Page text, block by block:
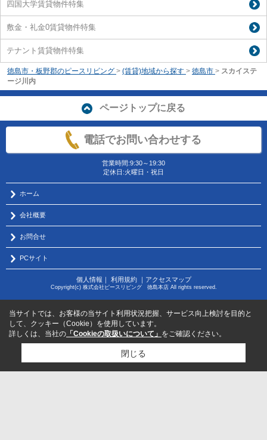
四国大学賃貸物件特集
敷金・礼金0賃貸物件特集
テナント賃貸物件特集
徳島市・板野郡のピースリビング > (賃貸)地域から探す > 徳島市 > スカイステ
ージ川内
ページトップに戻る
電話でお問い合わせする
営業時間:9:30～19:30
定休日:火曜日・祝日
ホーム
会社概要
お問合せ
PCサイト
個人情報 利用規約｜ アクセスマップ
Copyright(c) 株式会社ピースリビング 徳島本店 All rights reserved.
当サイトでは、お客様の当サイト利用状況把握、サービス向上検討を目的と
して、クッキー（Cookie）を使用しています。
詳しくは、当社の 「Cookieの取扱いについて」 をご確認ください。
閉じる